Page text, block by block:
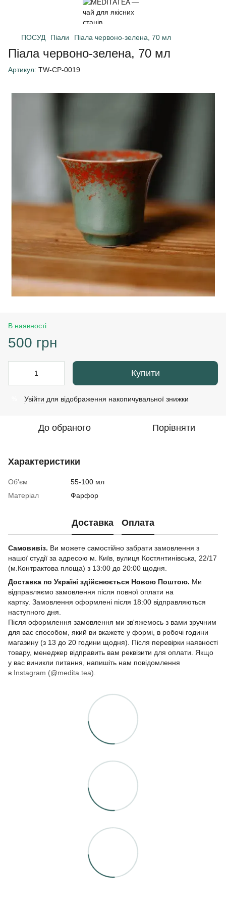
ПОСУД Піали Піала червоно-зелена, 70 мл
Піала червоно-зелена, 70 мл
Артикул: TW-CP-0019
В наявності
500 грн
Купити
Увійти для відображення накопичувальної знижки
До обраного Порівняти
Характеристики
Об'єм
55-100 мл
Матеріал
Фарфор
Доставка Оплата
Самовивіз. Ви можете самостійно забрати замовлення з
нашої студії за адресою м. Київ, вулиця Костянтинівська, 22/17
(м.Контрактова площа) з 13:00 до 20:00 щодня.
Доставка по Україні здійснюється Новою Поштою. Ми
відправляємо замовлення після повної оплати на
картку. Замовлення оформлені після 18:00 відправляються
наступного дня.
Після оформлення замовлення ми зв'яжемось з вами зручним
для вас способом, який ви вкажете у формі, в робочі години
магазину (з 13 до 20 години щодня). Після перевірки наявності
товару, менеджер відправить вам реквізити для оплати. Якщо
у вас виникли питання, напишіть нам повідомлення
в Instagram (@medita.tea)